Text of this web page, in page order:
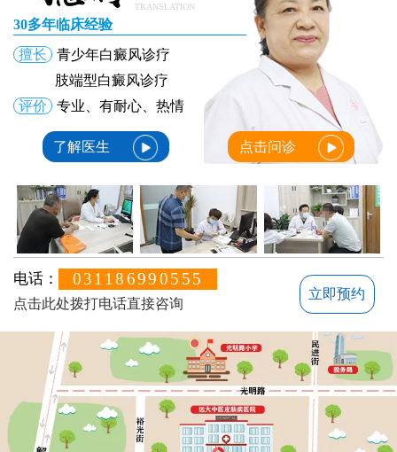
TRANSLATION
30多年临床经验
擅长
青少年白癜风诊疗
肢端型白癜风诊疗
评价
专业、有耐心、热情
了解医生 点击问诊
电话： 031186990555
点击此处拨打电话直接咨询
立即预约